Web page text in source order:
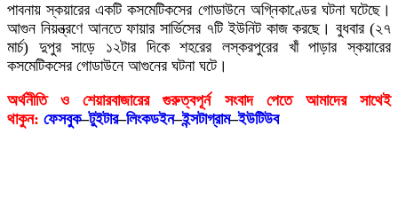
পাবনায় স্কয়ারের একটি কসমেটিকসের গোডাউনে অগ্নিকাণ্ডের ঘটনা ঘটেছে।
আগুন নিয়ন্ত্রণে আনতে ফায়ার সার্ভিসের ৭টি ইউনিট কাজ করছে। বুধবার (২৭
মার্চ) দুপুর সাড়ে ১২টার দিকে শহরের লস্করপুরের খাঁ পাড়ার স্কয়ারের
কসমেটিকসের গোডাউনে আগুনের ঘটনা ঘটে।
অর্থনীতি ও শেয়ারবাজারের গুরুত্বপূর্ন সংবাদ পেতে আমাদের সাথেই
থাকুন: ফেসবুক–টুইটার–লিংকডইন–ইন্সটাগ্রাম–ইউটিউব